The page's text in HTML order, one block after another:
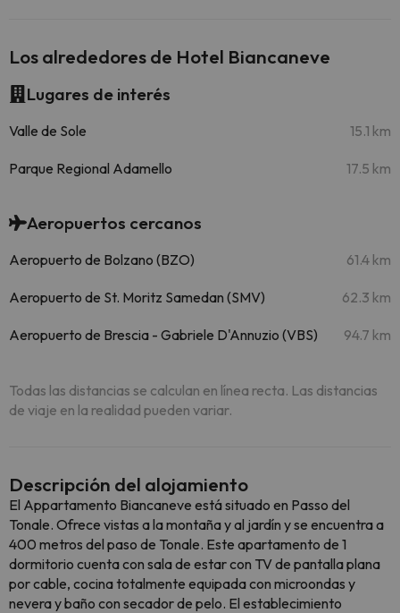
Los alrededores de Hotel Biancaneve
Lugares de interés
Valle de Sole 15.1 km
Parque Regional Adamello 17.5 km
Aeropuertos cercanos
Aeropuerto de Bolzano (BZO) 61.4 km
Aeropuerto de St. Moritz Samedan (SMV) 62.3 km
Aeropuerto de Brescia - Gabriele D'Annuzio (VBS) 94.7 km
Todas las distancias se calculan en línea recta. Las distancias
de viaje en la realidad pueden variar.
Descripción del alojamiento
El Appartamento Biancaneve está situado en Passo del
Tonale. Ofrece vistas a la montaña y al jardín y se encuentra a
400 metros del paso de Tonale. Este apartamento de 1
dormitorio cuenta con sala de estar con TV de pantalla plana
por cable, cocina totalmente equipada con microondas y
nevera y baño con secador de pelo. El establecimiento